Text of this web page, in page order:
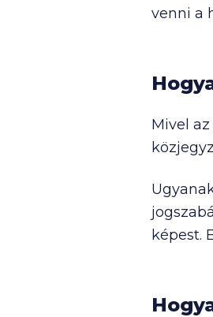
venni a
Mivel az
képest.